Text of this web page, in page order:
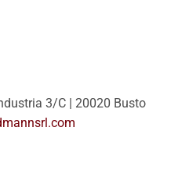
3/C | 20020 Busto